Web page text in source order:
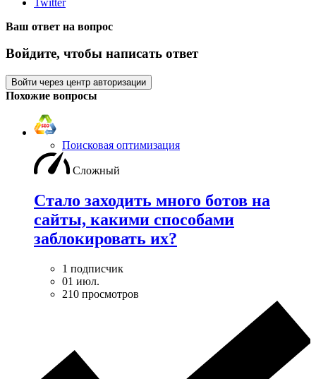
Ваш ответ на вопрос
Войдите, чтобы написать ответ
Войти через центр авторизации
Похожие вопросы
Поисковая оптимизация
Сложный
Стало заходить много ботов на
сайты, какими способами
заблокировать их?
1 подписчик
01 июл.
210 просмотров